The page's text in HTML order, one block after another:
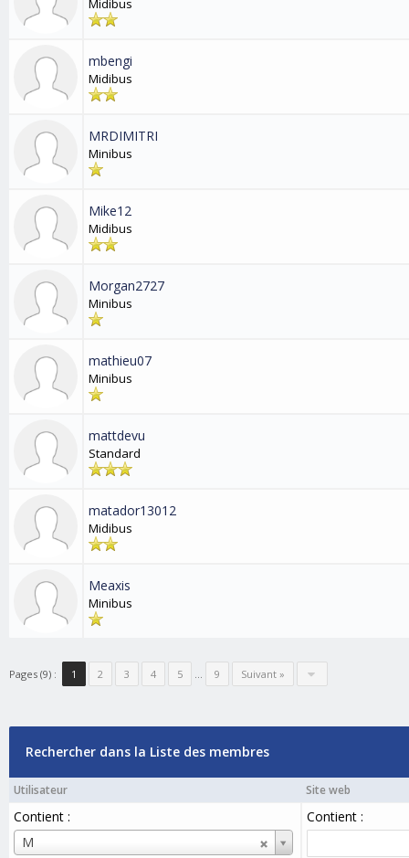
Midibus
mbengi
Midibus
MRDIMITRI
Minibus
Mike12
Midibus
Morgan2727
Minibus
mathieu07
Minibus
mattdevu
Standard
matador13012
Midibus
Meaxis
Minibus
Pages (9) : 1 2 3 4 5 … 9 Suivant »
Rechercher dans la Liste des membres
Utilisateur Site web
Contient :
M
Utilisateur
Contient :